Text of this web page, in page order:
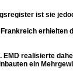
ist sie
erhielten
EMD realisierte
ein